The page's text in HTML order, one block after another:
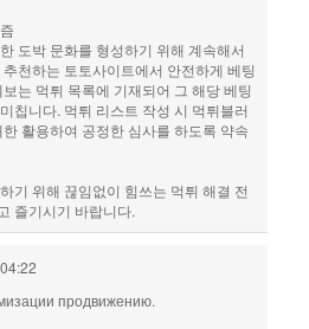
도박 문화를 형성하기 위해 계속해서
천하는 토토사이트에서 안전하게 베팅
는 먹튀 목록에 기재되어 그 해당 베팅
칩니다. 먹튀 리스트 작성 시 먹튀블러
활용하여 공정한 심사를 하도록 약속
기 위해 끊임없이 힘쓰는 먹튀 해결 전
즐기시기 바랍니다.
продвижению.